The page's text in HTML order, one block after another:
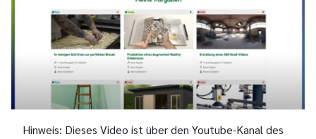
YouTube Video abspielen
Hinweis: Dieses Video ist über den Youtube-Kanal des